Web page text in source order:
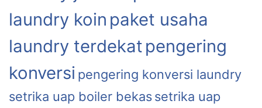
laundry koin paket usaha
laundry terdekat pengering
konversi pengering konversi laundry
setrika uap boiler bekassetrika uap